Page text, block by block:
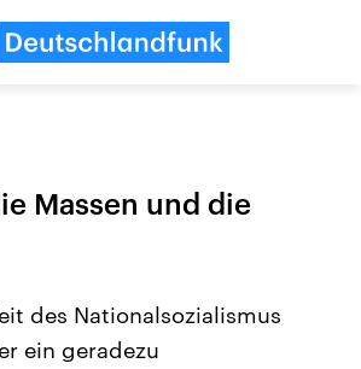
Massen und die
des Nationalsozialismus
ein geradezu